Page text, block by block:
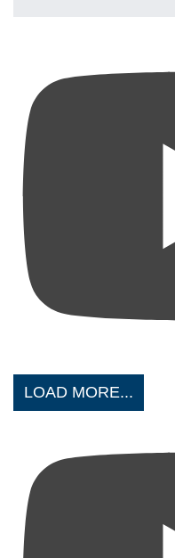
LOAD MORE...